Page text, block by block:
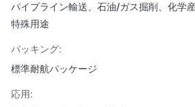
パイプライン輸送、石油/ガス掘削、化学
特殊用途
パッキング:
標準耐航パッケージ
応用: